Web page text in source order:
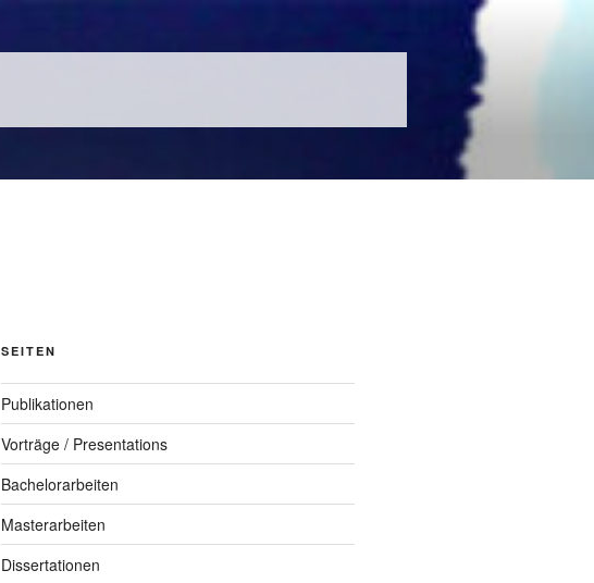
SEITEN
Publikationen
Vorträge / Presentations
Bachelorarbeiten
Masterarbeiten
Dissertationen